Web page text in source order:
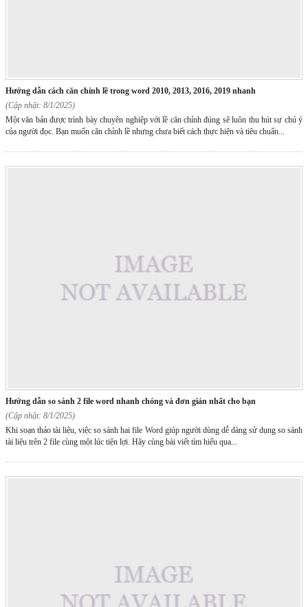
hướng dẫn cách căn chỉnh lề trong word 2010, 2013, 2016, 2019 nhanh
(Cập nhật: 8/1/2025)
Một văn bản được trình bày chuyên nghiệp với lề căn chỉnh đúng sẽ luôn thu hút sự chú ý
của người đọc. Bạn muốn căn chỉnh lề nhưng chưa biết cách thực hiện và tiêu chuẩn...
hướng dẫn so sánh 2 file word nhanh chóng và đơn giản nhất cho bạn
(Cập nhật: 8/1/2025)
Khi soạn thảo tài liệu, việc so sánh hai file Word giúp người dùng dễ dàng sử dụng so sánh
tài liệu trên 2 file cùng một lúc tiện lợi. Hãy cùng bài viết tìm hiểu qua...